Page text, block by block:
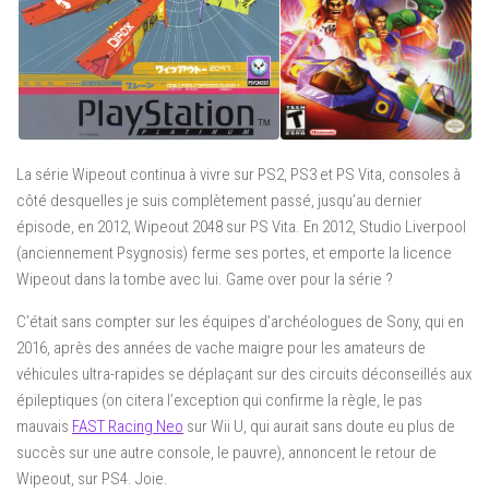
La série Wipeout continua à vivre sur PS2, PS3 et PS Vita, consoles à
côté desquelles je suis complètement passé, jusqu’au dernier
épisode, en 2012, Wipeout 2048 sur PS Vita. En 2012, Studio Liverpool
(anciennement Psygnosis) ferme ses portes, et emporte la licence
Wipeout dans la tombe avec lui. Game over pour la série ?
C’était sans compter sur les équipes d’archéologues de Sony, qui en
2016, après des années de vache maigre pour les amateurs de
véhicules ultra-rapides se déplaçant sur des circuits déconseillés aux
épileptiques (on citera l’exception qui confirme la règle, le pas
mauvais FAST Racing Neo sur Wii U, qui aurait sans doute eu plus de
succès sur une autre console, le pauvre), annoncent le retour de
Wipeout, sur PS4. Joie.